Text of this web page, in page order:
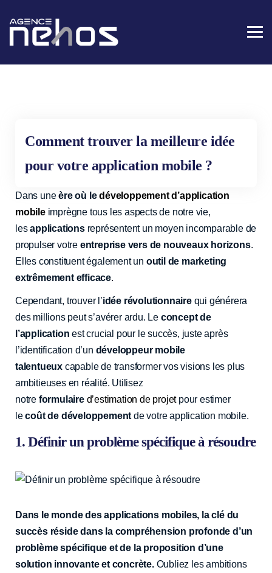
Comment trouver la meilleure idée
pour votre application mobile ?
Dans uneère où ledéveloppement d’application
mobileimprègne tous les aspects de notre vie,
lesapplicationsreprésentent un moyen incomparable de
propulser votre entreprise vers de nouveaux horizons.
Elles constituent également un outil de marketing
extrêmement efficace.
Cependant, trouver l’idée révolutionnairequi générera
des millions peut s’avérer ardu. Le concept de
l’application est crucial pour le succès, juste après
l’identification d’un développeur mobile
talentueux capable de transformer vos visions les plus
ambitieuses en réalité. Utilisez
notre formulaired’estimation de projetpour estimer
lecoût de développement de votre application mobile.
1. Définir un problème spécifique à résoudre
Dans le monde des applications mobiles, la clé du
succès réside dans la compréhension profonde d’un
problème spécifique et de la proposition d’une
solution innovante et concrète.Oubliez les ambitions